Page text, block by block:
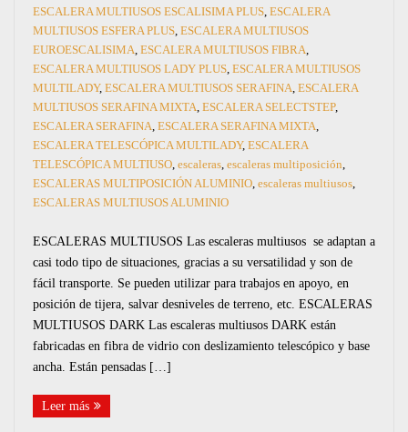
RAMPAS
CAJAS
BARANDILLAS
PASARELAS
ESCALERA MULTIUSOS ESCALISIMA PLUS ESCALERA
MULTIUSOS ESFERA PLUS ESCALERA MULTIUSOS
EUROESCALISIMA ESCALERA MULTIUSOS FIBRA
ESCALERA MULTIUSOS LADY PLUS ESCALERA MULTIUSOS
MULTILADY, ESCALERA MULTIUSOS SERAFINA ESCALERA
MULTIUSOS SERAFINA MIXTA ESCALERA SELECTSTEP,
ESCALERA SERAFINA ESCALERA SERAFINA MIXTA
ESCALERA TELESCÓPICA MULTILADY, ESCALERA
TELESCÓPICA MULTIUSO escaleras escaleras multiposición
ESCALERAS MULTIPOSICIÓN ALUMINIO escaleras multiusos
ESCALERAS MULTIUSOS ALUMINIO
ESCALERAS MULTIUSOS Las escaleras multiusos se adaptan a
casi todo tipo de situaciones, gracias a su versatilidad y son de
fácil transporte. Se pueden utilizar para trabajos en apoyo, en
posición de tijera, salvar desniveles de terreno, etc. ESCALERAS
MULTIUSOS DARK Las escaleras multiusos DARK están
fabricadas en fibra de vidrio con deslizamiento telescópico y base
ancha. Están pensadas […]
Leer más